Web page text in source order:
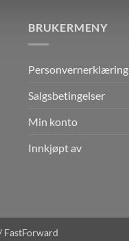
BRUKERMENY
Personvernerklæring
Salgsbetingelser
Min konto
Innkjøpt av
FastForward